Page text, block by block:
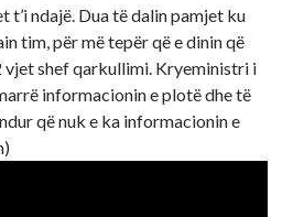
t’i ndajë. Dua të dalin pamjet ku
tim, për më tepër që e dinin që
vjet shef qarkullimi. Kryeministri i
informacionin e plotë dhe të
që nuk e ka informacionin e